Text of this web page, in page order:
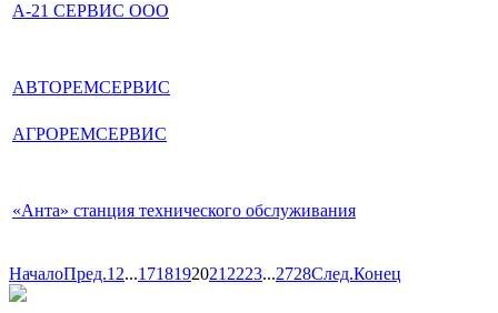
А-21 СЕРВИС ООО
АВТОРЕМСЕРВИС
АГРОРЕМСЕРВИС
«Анта» станция технического обслуживания
НачалоПред.1 2...1718192021 2223...2728След.Конец